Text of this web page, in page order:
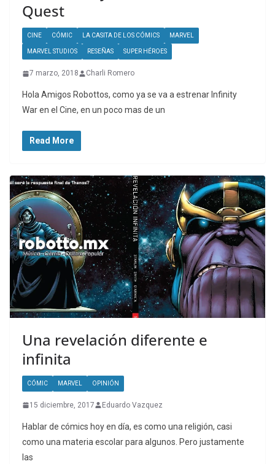
Quest
CINE CÓMIC LA CASITA DE LOS CÓMICS MARVEL
MARVEL STUDIOS RESEÑAS SUPER HÉROES
7 marzo, 2018 Charli Romero
Hola Amigos Robottos, como ya se va a estrenar Infinity
War en el Cine, en un poco mas de un
Read More
Una revelación diferente e
infinita
CÓMIC MARVEL OPINIÓN
15 diciembre, 2017 Eduardo Vazquez
Hablar de cómics hoy en día, es como una religión, casi
como una materia escolar para algunos. Pero justamente
las